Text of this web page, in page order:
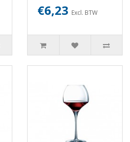
€6,23 Excl. BTW